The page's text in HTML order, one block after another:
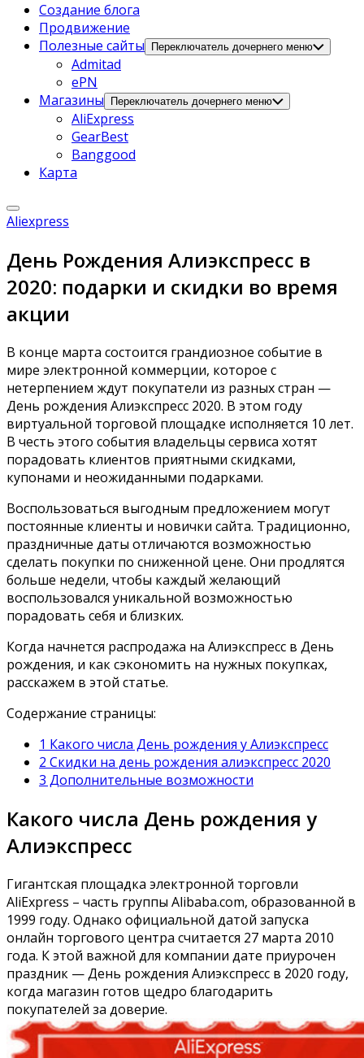
Создание блога
Продвижение
Полезные сайты
Переключатель дочернего меню
Admitad
ePN
Магазины
Переключатель дочернего меню
AliExpress
GearBest
Banggood
Карта
Aliexpress
День Рождения Алиэкспресс в
2020: подарки и скидки во время
акции
В конце марта состоится грандиозное событие в
мире электронной коммерции, которое с
нетерпением ждут покупатели из разных стран —
День рождения Алиэкспресс 2020. В этом году
виртуальной торговой площадке исполняется 10 лет.
В честь этого события владельцы сервиса хотят
порадовать клиентов приятными скидками,
купонами и неожиданными подарками.
Воспользоваться выгодным предложением могут
постоянные клиенты и новички сайта. Традиционно,
праздничные даты отличаются возможностью
сделать покупки по сниженной цене. Они продлятся
больше недели, чтобы каждый желающий
воспользовался уникальной возможностью
порадовать себя и близких.
Когда начнется распродажа на Алиэкспресс в День
рождения, и как сэкономить на нужных покупках,
расскажем в этой статье.
Содержание страницы:
1 Какого числа День рождения у Алиэкспресс
2 Скидки на день рождения алиэкспресс 2020
3 Дополнительные возможности
Какого числа День рождения у
Алиэкспресс
Гигантская площадка электронной торговли
AliExpress – часть группы Alibaba.com, образованной в
1999 году. Однако официальной датой запуска
онлайн торгового центра считается 27 марта 2010
года. К этой важной для компании дате приурочен
праздник — День рождения Алиэкспресс в 2020 году,
когда магазин готов щедро благодарить
покупателей за доверие.